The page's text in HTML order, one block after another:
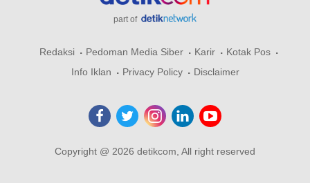
part of
Redaksi Pedoman Media Siber Karir
Kotak Pos
Info Iklan
Privacy Policy Disclaimer
Copyright @ 2026 detikcom, All right reserved